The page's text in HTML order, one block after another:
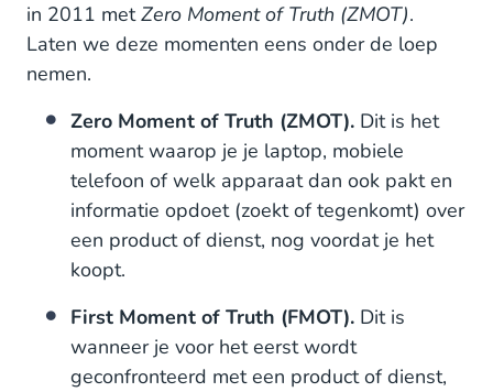
in 2011 metZero Moment of Truth (ZMOT).
Laten we deze momenten eens onder de loep
nemen.
Zero Moment of Truth (ZMOT). Dit is het
moment waarop je je laptop, mobiele
telefoon of welk apparaat dan ook pakt en
informatie opdoet (zoekt of tegenkomt) over
een product of dienst, nog voordat je het
koopt.
First Moment of Truth (FMOT). Dit is
wanneer je voor het eerst wordt
geconfronteerd met een product of dienst,